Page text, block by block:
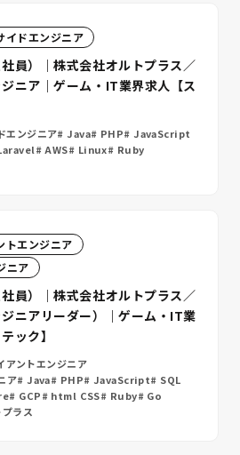
イドエンジニア
社員）｜株式会社オルトプラス／
ニア｜ゲーム・IT業界求人【ス
エンジニア Java PHP
JavaScript
AWS Linux
Ruby
トエンジニア
ニア
社員）｜株式会社オルトプラス／
ニアリーダー）｜ゲーム・IT業
ック】
アントエンジニア
ア
Java PHP JavaScript
SQL
GCP html CSS Ruby
Go
ラス